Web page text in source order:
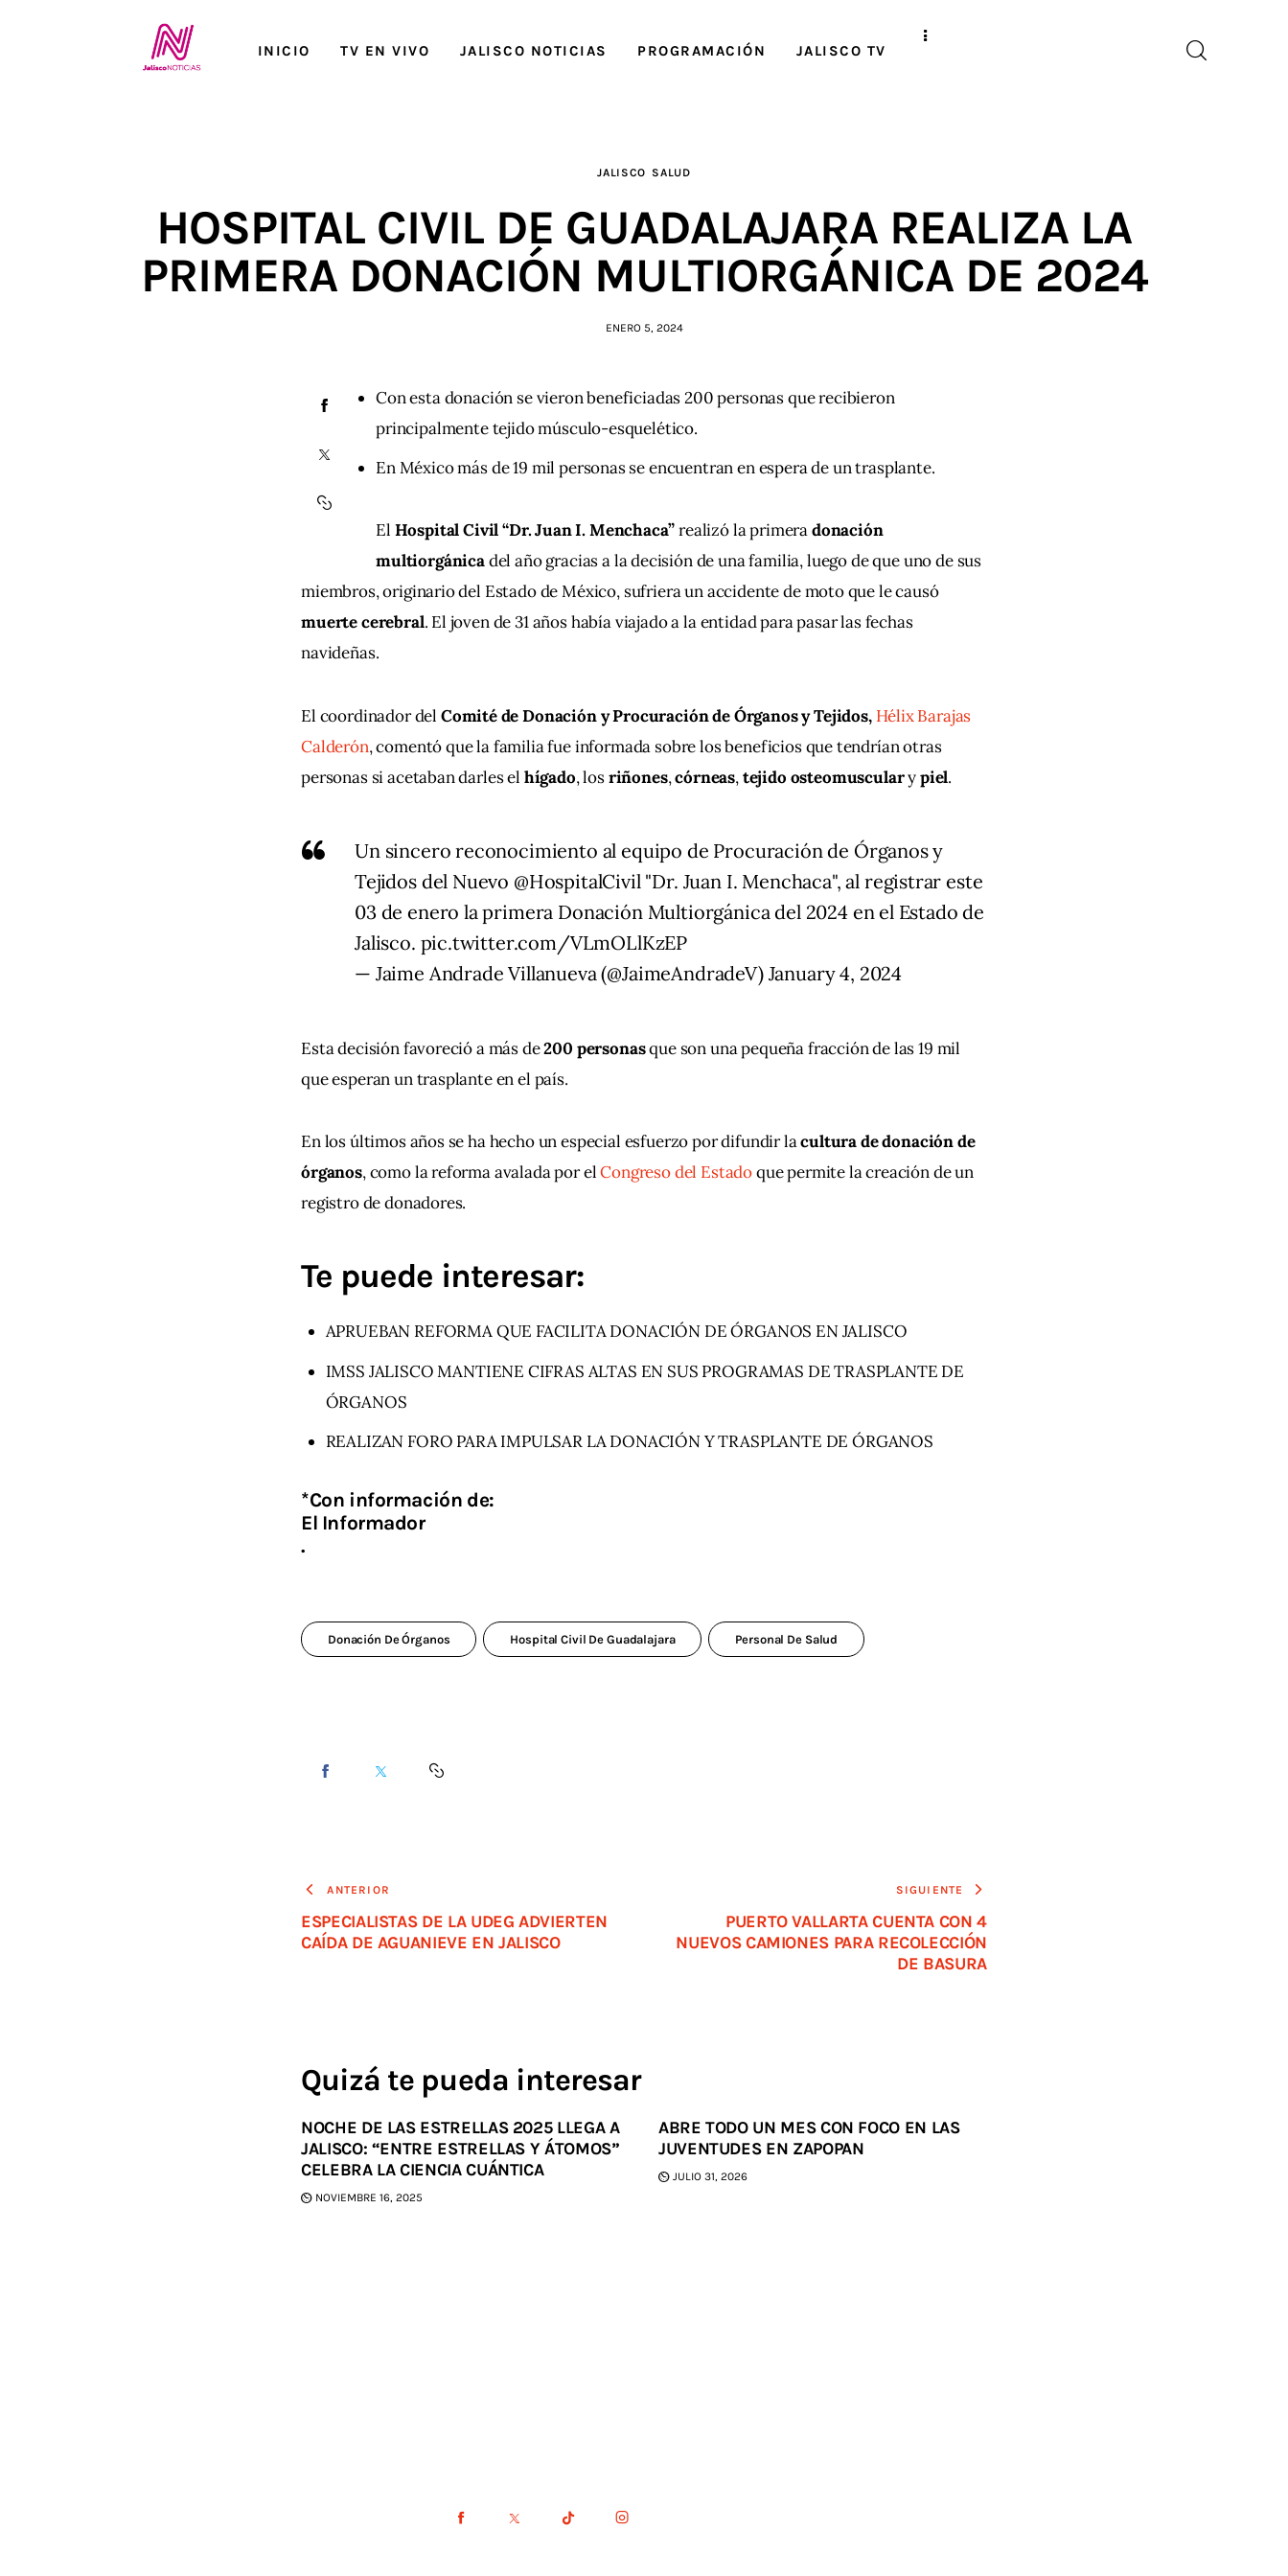
INICIO TV EN VIVO JALISCO NOTICIAS PROGRAMACIÓN JALISCO TV
Jalisco RADIO / En Vivo
JALISCO SALUD
HOSPITAL CIVIL DE GUADALAJARA REALIZA LA
PRIMERA DONACIÓN MULTIORGÁNICA DE 2024
ENERO 5, 2024
Con esta donación se vieron beneficiadas 200 personas que recibieron
principalmente tejido músculo-esquelético.
En México más de 19 mil personas se encuentran en espera de un trasplante.
El Hospital Civil “Dr. Juan I. Menchaca” realizó la primera donación
multiorgánica del año gracias a la decisión de una familia, luego de que uno de sus
miembros, originario del Estado de México, sufriera un accidente de moto que le causó
muerte cerebral. El joven de 31 años había viajado a la entidad para pasar las fechas
navideñas.
El coordinador del Comité de Donación y Procuración de Órganos y Tejidos, Hélix Barajas
Calderón, comentó que la familia fue informada sobre los beneficios que tendrían otras
personas si acetaban darles el hígado, los riñones, córneas, tejido osteomuscular y piel.
Un sincero reconocimiento al equipo de Procuración de Órganos y
Tejidos del Nuevo @HospitalCivil "Dr. Juan I. Menchaca", al registrar este
03 de enero la primera Donación Multiorgánica del 2024 en el Estado de
Jalisco. pic.twitter.com/VLmOLlKzEP
— Jaime Andrade Villanueva (@JaimeAndradeV) January 4, 2024
Esta decisión favoreció a más de 200 personas que son una pequeña fracción de las 19 mil
que esperan un trasplante en el país.
En los últimos años se ha hecho un especial esfuerzo por difundir la cultura de donación de
órganos, como la reforma avalada por el Congreso del Estado que permite la creación de un
registro de donadores.
Te puede interesar:
APRUEBAN REFORMA QUE FACILITA DONACIÓN DE ÓRGANOS EN JALISCO
IMSS JALISCO MANTIENE CIFRAS ALTAS EN SUS PROGRAMAS DE TRASPLANTE DE
ÓRGANOS
REALIZAN FORO PARA IMPULSAR LA DONACIÓN Y TRASPLANTE DE ÓRGANOS
*Con información de:
El Informador
.
Donación De Órganos Hospital Civil De Guadalajara Personal De Salud
ANTERIOR
ESPECIALISTAS DE LA UDEG ADVIERTEN
CAÍDA DE AGUANIEVE EN JALISCO
SIGUIENTE
PUERTO VALLARTA CUENTA CON 4
NUEVOS CAMIONES PARA RECOLECCIÓN
DE BASURA
Quizá te pueda interesar
NOCHE DE LAS ESTRELLAS 2025 LLEGA A
JALISCO: “ENTRE ESTRELLAS Y ÁTOMOS”
CELEBRA LA CIENCIA CUÁNTICA
NOVIEMBRE 16, 2025
ABRE TODO UN MES CON FOCO EN LAS
JUVENTUDES EN ZAPOPAN
JULIO 31, 2026